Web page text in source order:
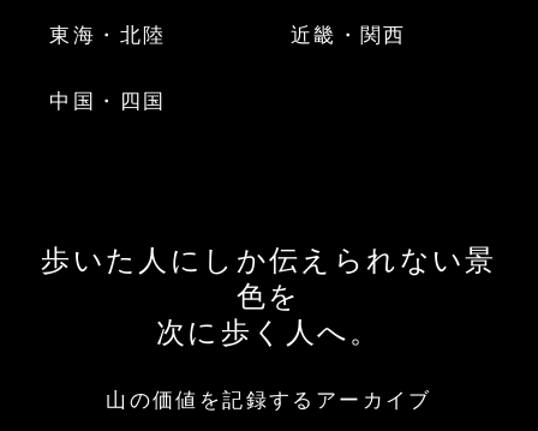
東海・北陸 近畿・関西
中国・四国
歩いた人にしか伝えられない景
色を
次に歩く人へ。
山の価値を記録するアーカイブ